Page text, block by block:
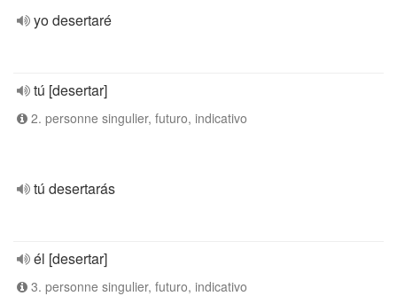
yo desertaré
tú [desertar]
2. personne singulier, futuro, indicativo
tú desertarás
él [desertar]
3. personne singulier, futuro, indicativo